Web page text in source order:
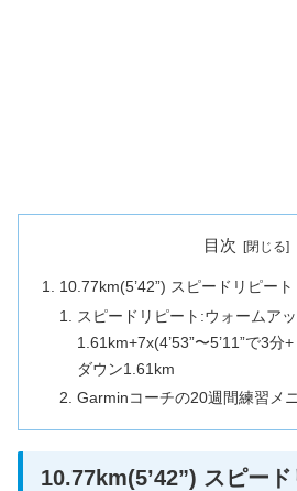
目次
10.77km(5’42”) スピードリピート
スピードリピート:ウォームア
1.61km+7x(4’53”〜5’11”で3分
ダウン1.61km
Garminコーチの20週間練習メ
10.77km(5’42”) スピード